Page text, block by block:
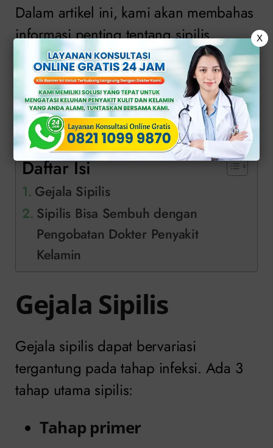
Dalam artikel ini, kami akan membahas
informasi penting tentang sipilis,
termasuk gejala, pengobatan dan
betapa pentingnya mencari perawatan
medis yang sesuai.
>>KONSULTASI ONLINE GRATIS DI SINI<<
Daftar Isi
Gejala Sipilis
Sipilis Bisa Sembuh dengan
Pengobatan Dokter Penyakit
Kelamin
Gejala Sipilis
Gejala sipilis dapat bervariasi
tergantung pada tahap infeksi. Ada 3
tahap utama sipilis:
Tahap primer
X